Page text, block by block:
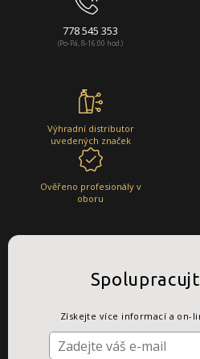
778 545 353
(Po-Pá, 8-16:00 hod.)
Výhradní distributor
uvedených značek
Ověřeno profesionály v
oboru
Získejte více informací a on-